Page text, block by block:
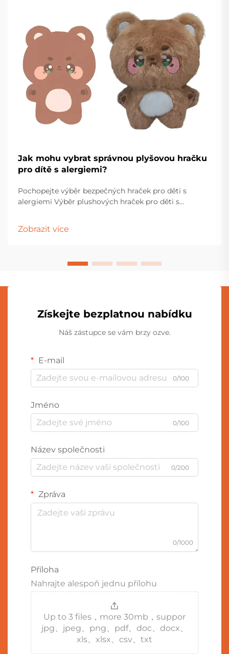
Jak mohu vybrat správnou plyšovou hračku
pro dítě s alergiemi?
Pochopejte výběr bezpečných hraček pro děti s
alergiemi Výběr plushových hraček pro děti s
různými materiály, výrobními procesy...
Zobrazit více
Získejte bezplatnou nabídku
Náš zástupce se vám brzy ozve.
E-mail
0/100
Jméno
0/100
Název společnosti
0/200
Zpráva
0/1000
Příloha
Nahrajte alespoň jednu přílohu
Up to 3 files，more 30mb，suppor
jpg、jpeg、png、pdf、doc、docx、
xls、xlsx、csv、txt